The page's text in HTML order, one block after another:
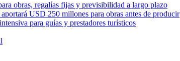
obras, regalías fijas y previsibilidad a largo plazo
USD 250 millones para obras antes de producir
para guías y prestadores turísticos